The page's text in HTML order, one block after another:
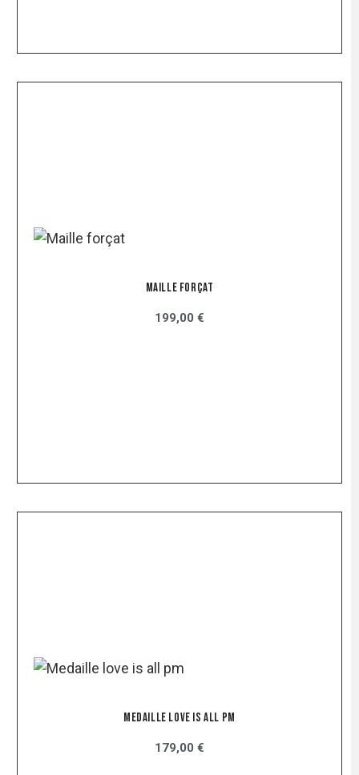
Maille Forçat
199,00 €
Medaille Love Is All Pm
179,00 €